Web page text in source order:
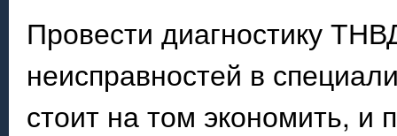
Провести диагностику
неисправностей в
стоит на том экономить, и